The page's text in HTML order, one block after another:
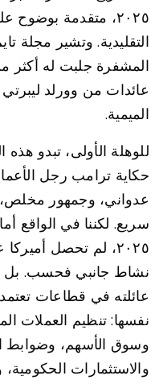
٢٠٢٥، متقدمة بوضوح
التقليدية. وتشير مجلة
عائدات من وورلد
الميمية.
للوهلة الأولى، تبدو
حكاية ترامب رجل
عدواني، وجمهور
سريع. لكننا في الواقع
٢٠٢٥، لم تحصل
نشاط جانبي فحسب.
عائلته في قطاعات
نفسها: تنظيم العملات
وسوق الأسهم، وضوابط
والاستثمارات